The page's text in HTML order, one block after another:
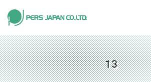
私たちの特長 About Us
事業内容 Business
13